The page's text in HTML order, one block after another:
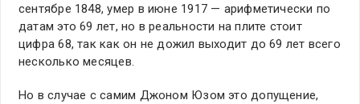
сентябре 1848, умер в июне 1917 — арифметически по
датам это 69 лет, но в реальности на плите стоит
цифра 68, так как он не дожил выходит до 69 лет всего
несколько месяцев.
Но в случае с самим Джоном Юзом это допущение,